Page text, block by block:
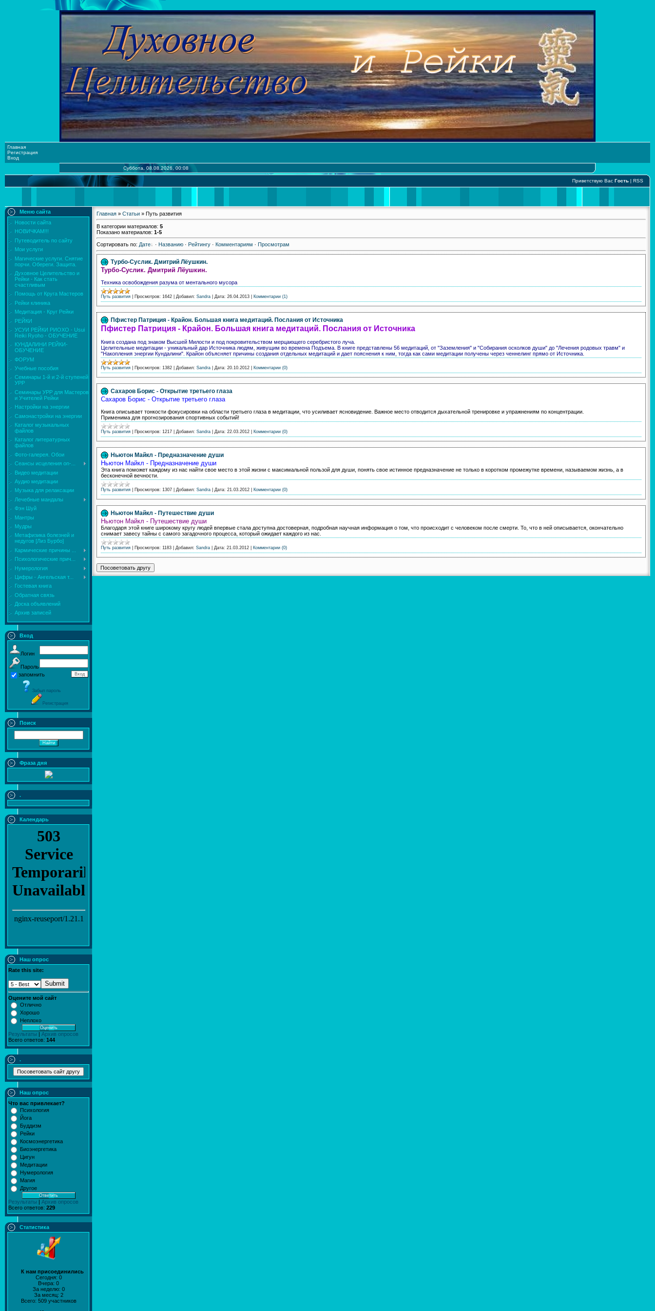
Главная
Регистрация
Вход
Суббота, 08.08.2026, 00:08
Приветствую Вас Гость | RSS
Меню сайта
Новости сайта
НОВИЧКАМ!!!
Путеводитель по сайту
Мои услуги
Магические услуги. Снятие
порчи. Обереги. Защита.
Духовное Целительство и
Рейки - Как стать
счастливым
Помощь от Круга Мастеров
Рейки клиника
Медитация - Круг Рейки
РЕЙКИ
УСУИ РЕЙКИ РИОХО - Usui
Reiki Ryoho - ОБУЧЕНИЕ
КУНДАЛИНИ РЕЙКИ-
ОБУЧЕНИЕ
ФОРУМ
Учебные пособия
Семинары 1-й и 2-й ступеней
УРР
Семинары УРР для Мастеров
и Учителей Рейки
Настройки на энергии
Самонастройки на энергии
Каталог музыкальных
файлов
Каталог литературных
файлов
Фото-галерея. Обои
Сеансы исцеления on-...
Видео медитации
Аудио медитации
Музыка для релаксации
Лечебные мандалы
Фэн Шуй
Мантры
Мудры
Mетафизика болезней и
недугов [Лиз Бурбо]
Кармические причины ...
Психологические прич...
Нумерология
Цифры - Ангельская т...
Гостевая книга
Обратная связь
Доска объявлений
Архив записей
Вход
Логин
Пароль
запомнить
Забыл пароль
Регистрация
Поиск
Фраза дня
.
Календарь
Наш опрос
Rate this site:
Submit
Оцените мой сайт
Отлично
Хорошо
Неплохо
Результаты
Архив опросов
Всего ответов: 144
.
Наш опрос
Что вас привлекает?
Психология
Йога
Буддизм
Рейки
Космоэнергетика
Биоэнергетика
Цигун
Медитации
Нумерология
Магия
Другое
Результаты | Архив опросов
Всего ответов: 229
Статистика
К нам присоединились
Сегодня: 0
Вчера: 0
За неделю: 0
За месяц: 2
Всего: 509 участников
Главная » Статьи » Путь развития
В категории материалов: 5
Показано материалов: 1-5
Сортировать по: Дате · Названию · Рейтингу · Комментариям · Просмотрам
Турбо-Суслик. Дмитрий Лёушкин.
Турбо-Суслик. Дмитрий Лёушкин.
Техника освобождения разума от ментального мусора
Путь развития Просмотров: 1642 Добавил: Sandra Дата: 26.04.2013 Комментарии (1)
Пфистер Патриция - Крайон. Большая книга медитаций. Послания от Источника
Пфистер Патриция - Крайон. Большая книга медитаций. Послания от Источника
Книга создана под знаком Высшей Милости и под покровительством мерцающего серебристого луча.
Целительные медитации - уникальный дар Источника людям, живущим во времена Подъема. В книге представлены 56 медитаций, от "Заземления" и "Собирания осколков души" до "Лечения родовых травм" и
"Накопления энергии Кундалини". Крайон объясняет причины создания отдельных медитаций и дает пояснения к ним, тогда как сами медитации получены через ченнелинг прямо от Источника.
Путь развития Просмотров: 1382 Добавил: Sandra Дата: 20.10.2012 Комментарии (0)
Сахаров Борис - Открытие третьего глаза
Сахаров Борис - Открытие третьего глаза
Книга описывает тонкости фокусировки на области третьего глаза в медитации, что усиливает ясновидение. Важное место отводится дыхательной тренировке и упражнениям по концентрации.
Применима для прогнозирования спортивных событий!
Путь развития Просмотров: 1217 Добавил: Sandra Дата: 22.03.2012 Комментарии (0)
Ньютон Майкл - Предназначение души
Ньютон Майкл - Предназначение души
Эта книга поможет каждому из нас найти свое место в этой жизни с максимальной пользой для души, понять свое истинное предназначение не только в коротком промежутке времени, называемом жизнь, а в
бесконечной вечности.
Путь развития Просмотров: 1307 Добавил: Sandra Дата: 21.03.2012 Комментарии (0)
Ньютон Майкл - Путешествие души
Ньютон Майкл - Путешествие души
Благодаря этой книге широкому кругу людей впервые стала доступна достоверная, подробная научная информация о том, что происходит с человеком после смерти. То, что в ней описывается, окончательно
снимает завесу тайны с самого загадочного процесса, который ожидает каждого из нас.
Путь развития Просмотров: 1183 Добавил: Sandra Дата: 21.03.2012 Комментарии (0)